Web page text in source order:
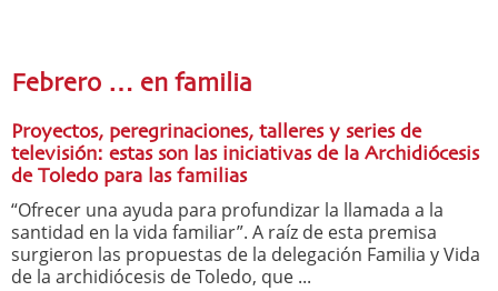
Febrero … en familia
Proyectos, peregrinaciones, talleres y series de
televisión: estas son las iniciativas de la Archidiócesis
de Toledo para las familias
“Ofrecer una ayuda para profundizar la llamada a la
santidad en la vida familiar”. A raíz de esta premisa
surgieron las propuestas de la delegación Familia y Vida
de la archidiócesis de Toledo, que ...